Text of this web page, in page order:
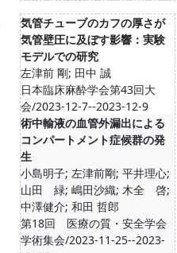
気管チューブのカフの厚さが
気管壁圧に及ぼす影響：実験
モデルでの研究
左津前 剛; 田中 誠
日本臨床麻酔学会第43回大
会/2023-12-7--2023-12-9
術中輸液の血管外漏出による
コンパートメント症候群の発
生
小島明子; 左津前剛; 平井理心;
山田 緑; 嶋田沙織; 木全 啓;
中澤健介; 和田 哲郎
第18回 医療の質・安全学会
学術集会/2023-11-25--2023-